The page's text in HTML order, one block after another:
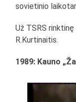
sovietinio
Už TSRS rinktinę
R.Kurtinaitis.
1989: Kauno